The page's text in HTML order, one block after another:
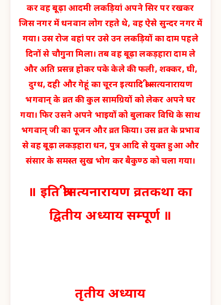
कर वह बूढ़ा आदमी लकड़ियां अपने सिर पर रखकर
जिस नगर में धनवान लोग रहते थे, वह ऐसे सुन्दर नगर में
गया। उस रोज वहां पर उसे उन लकड़ियों का दाम पहले
दिनों से चौगुना मिला। तब वह बूढ़ा लकड़हारा दाम ले
और अति प्रसन्न होकर पके केले की फली, शक्कर, घी,
दुग्ध, दही और गेहूं का चूरन इत्यादि श्री सत्यनारायण
भगवान् के व्रत की कुल सामग्रियों को लेकर अपने घर
गया। फिर उसने अपने भाइयों को बुलाकर विधि के साथ
भगवान् जी का पूजन और व्रत किया। उस व्रत के प्रभाव
से वह बूढ़ा लकड़हारा धन, पुत्र आदि से युक्त हुआ और
संसार के समस्त सुख भोग कर बैकुण्ठ को चला गया।
॥ इति श्रीसत्यनारायण व्रतकथा का
द्वितीय अध्याय सम्पूर्ण ॥
तृतीय अध्याय